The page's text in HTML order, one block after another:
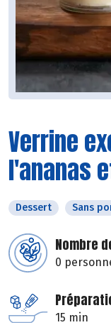
Verrine
l'ananas
Dessert Sans
Nombre
0
15 min